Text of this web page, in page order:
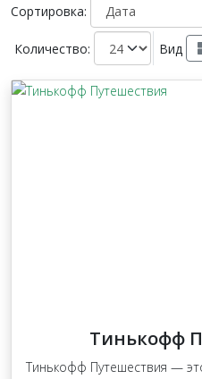
Сортировка:
Количество: Вид
Тинькофф
Тинькофф Путешествия —